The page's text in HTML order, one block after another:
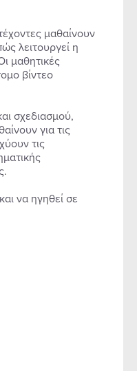
μαθαίνουν
λειτουργεί η
μαθητικές
βίντεο
σχεδιασμού,
για τις
τις
να ηγηθεί σε